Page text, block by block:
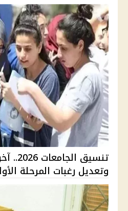
تنسيق
وتعديل رغبات المرحلة